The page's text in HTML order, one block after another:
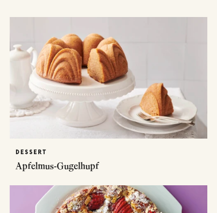
DESSERT
Apfelmus-Gugelhupf